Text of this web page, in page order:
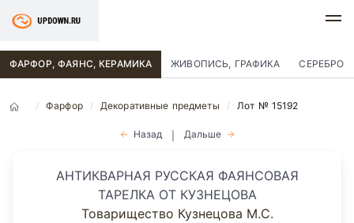
ФАРФОР, ФАЯНС, КЕРАМИКА ЖИВОПИСЬ, ГРАФИКА СЕРЕБРО
Фарфор Декоративные предметы Лот № 15192
Назад Дальше
АНТИКВАРНАЯ РУССКАЯ ФАЯНСОВАЯ
ТАРЕЛКА ОТ КУЗНЕЦОВА
Товарищество Кузнецова М.С.